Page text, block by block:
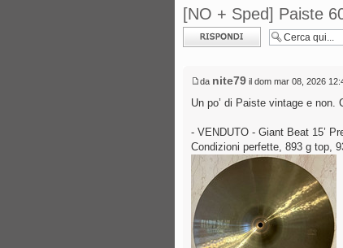
[NO + Sped] Paiste
Rispondi al
messaggio
da nite79 il dom mar 08, 2026
Un po’ di Paiste vintage e
- VENDUTO - Giant Beat 15’
Condizioni perfette, 893 g top,